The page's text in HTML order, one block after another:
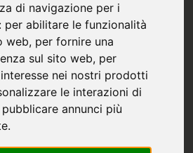
di navigazione per i
per abilitare le funzionalità
web, per fornire una
sul sito web, per
nei nostri prodotti
le interazioni di
annunci più
.